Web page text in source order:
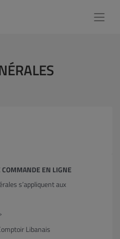
EN LIGNE
s’appliquent aux
Libanais